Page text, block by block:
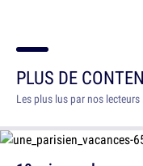
PLUS DE
Les plus lus par nos lecteurs